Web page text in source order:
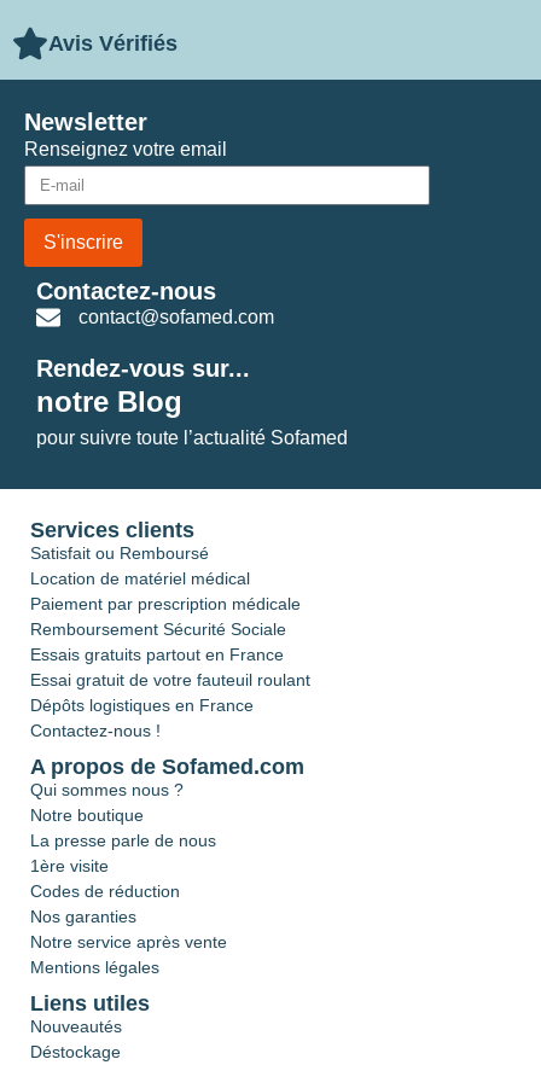
Avis Vérifiés
Renseignez votre email
S'inscrire
Newsletter
Contactez-nous
contact@sofamed.com
Rendez-vous sur...
notre Blog
pour suivre toute l’actualité Sofamed
Services clients
Satisfait ou Remboursé
Location de matériel médical
Paiement par prescription médicale
Remboursement Sécurité Sociale
Essais gratuits partout en France
Essai gratuit de votre fauteuil roulant
Dépôts logistiques en France
Contactez-nous !
A propos de Sofamed.com
Qui sommes nous ?
Notre boutique
La presse parle de nous
1ère visite
Codes de réduction
Nos garanties
Notre service après vente
Mentions légales
Liens utiles
Nouveautés
Déstockage